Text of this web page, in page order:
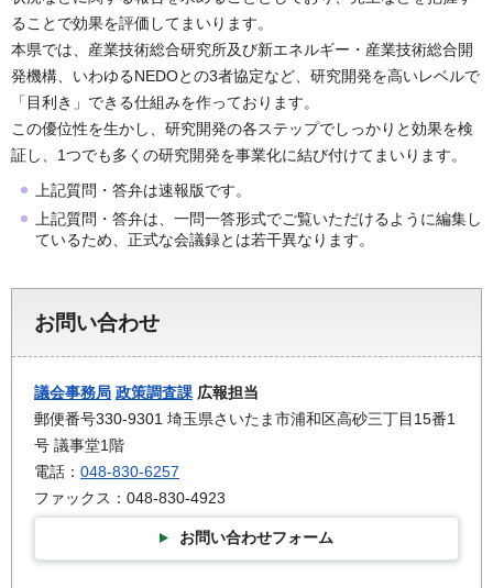
ることで効果を評価してまいります。
本県では、産業技術総合研究所及び新エネルギー・産業技術総合開
発機構、いわゆるNEDOとの3者協定など、研究開発を高いレベルで
「目利き」できる仕組みを作っております。
この優位性を生かし、研究開発の各ステップでしっかりと効果を検
証し、1つでも多くの研究開発を事業化に結び付けてまいります。
上記質問・答弁は速報版です。
上記質問・答弁は、一問一答形式でご覧いただけるように編集し
ているため、正式な会議録とは若干異なります。
お問い合わせ
議会事務局 政策調査課 広報担当
郵便番号330-9301 埼玉県さいたま市浦和区高砂三丁目15番1
号 議事堂1階
電話： 048-830-6257
ファックス：048-830-4923
お問い合わせフォーム